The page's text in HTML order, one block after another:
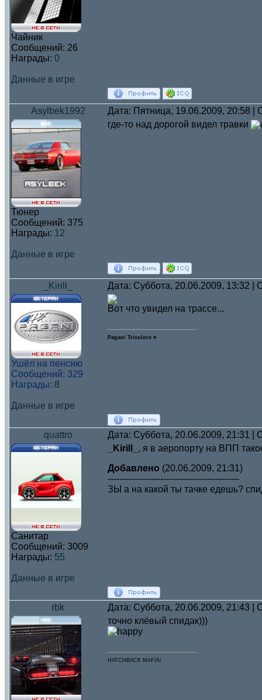
Чайник
Сообщений: 26
Награды: 0
Данные в игре
Asylbek1992 Дата: Пятница, 19.06.2009, 20:58
Тюнер
Сообщений: 375
Награды: 12
Данные в игре
где-то над дорогой видел травки
_Kirill_ Дата: Суббота, 20.06.2009, 13:32
Ушёл на пенсию
Сообщений: 329
Награды: 8
Данные в игре
Вот что увидел на трассе...
Pagani Tricolore ♥
quattro Дата: Суббота, 20.06.2009, 21:31
Санитар
Сообщений: 3009
Награды: 55
Данные в игре
_Kirill_ , я в аеропорту на ВПП
Добавлено (20.06.2009, 21:31)
---------------------------------------------
ЗЫ а на какой ты тачке едешь?
rbk Дата: Суббота, 20.06.2009, 21:43
точно клёвый спидак)))
HATCHBACK MAFIA!